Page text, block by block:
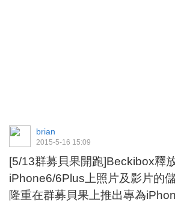
brian
2015-5-16 15:09
[5/13群募貝果開跑]Beckibox釋
iPhone6/6Plus上照片及影片的
隆重在群募貝果上推出專為